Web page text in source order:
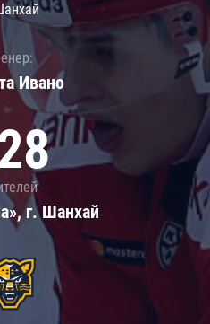
Иванo
г. Шанхай